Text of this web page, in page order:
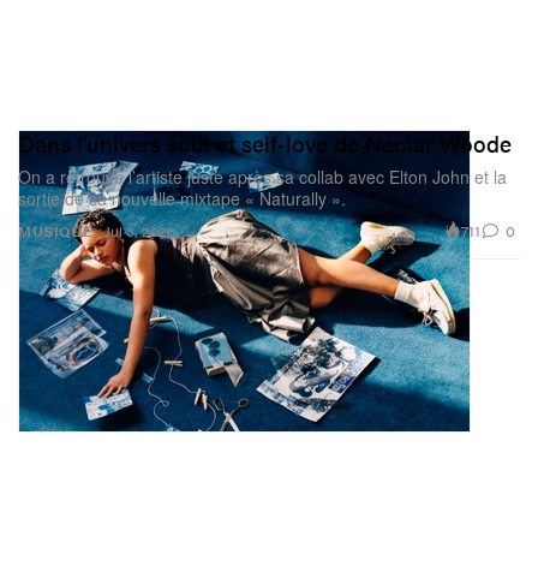
MUSIQUE
Dans l’univers soul et self-love de Nectar Woode
On a retrouvé l’artiste juste après sa collab avec Elton John et la
sortie de sa nouvelle mixtape « Naturally ».
Jul 3, 2026 711 0